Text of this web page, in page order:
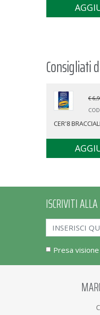
Consigliati
€
CER'8
ISCRIVITI
Presa